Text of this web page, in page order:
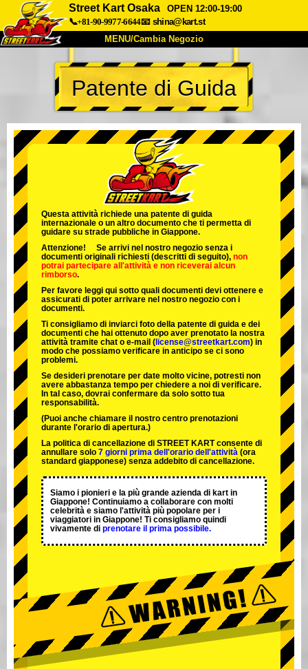
Street Kart Osaka
OPEN 12:00-19:00
📞+81-90-9977-6644📧 shina@kart.st
MENU/Cambia Negozio
INIZIO
Chi Siamo Specifiche Prezzo
Azienda Prenotazioni
Cambia Negozio
Tokyo Shinagawa
Tokyo Akihabara#2
Tokyo Shibuya Annex
Tokyo Asakusa Osaka
Okinawa
Patente di Guida
Questa attività richiede una patente di guida
internazionale o un altro documento che ti permetta di
guidare su strade pubbliche in Giappone.
Attenzione! Se arrivi nel nostro negozio senza i
documenti originali richiesti (descritti di seguito), non
potrai partecipare all'attività e non riceverai alcun
rimborso.
Per favore leggi qui sotto quali documenti devi ottenere e
assicurati di poter arrivare nel nostro negozio con i
documenti.
Ti consigliamo di inviarci foto della patente di guida e dei
documenti che hai ottenuto dopo aver prenotato la nostra
attività tramite chat o e-mail ( license@streetkart.com) in
modo che possiamo verificare in anticipo se ci sono
problemi.
Se desideri prenotare per date molto vicine, potresti non
avere abbastanza tempo per chiedere a noi di verificare.
In tal caso, dovrai confermare da solo sotto tua
responsabilità.
(Puoi anche chiamare il nostro centro prenotazioni
durante l'orario di apertura.)
La politica di cancellazione di STREET KART consente di
annullare solo 7 giorni prima dell'orario dell'attività (ora
standard giapponese) senza addebito di cancellazione.
Siamo i pionieri e la più grande azienda di kart in
Giappone! Continuiamo a collaborare con molti
celebrità e siamo l'attività più popolare per i
viaggiatori in Giappone! Ti consigliamo quindi
vivamente di prenotare il prima possibile.